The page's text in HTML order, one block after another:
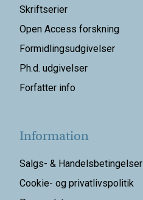
Skriftserier
Open Access forskning
Formidlingsudgivelser
Ph.d. udgivelser
Forfatter info
Information
Salgs- & Handelsbetingelser
Cookie- og privatlivspolitik